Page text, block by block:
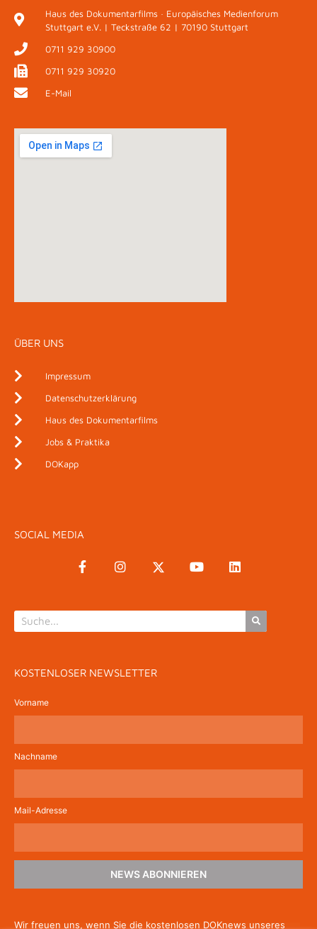
Haus des Dokumentarfilms · Europäisches Medienforum
Stuttgart e.V. | Teckstraße 62 | 70190 Stuttgart
0711 929 30900
0711 929 30920
E-Mail
ÜBER UNS
Impressum
Datenschutzerklärung
Haus des Dokumentarfilms
Jobs & Praktika
DOKapp
SOCIAL MEDIA
KOSTENLOSER NEWSLETTER
Vorname
Nachname
Mail-Adresse
NEWS ABONNIEREN
Wir freuen uns, wenn Sie die kostenlosen DOKnews unseres